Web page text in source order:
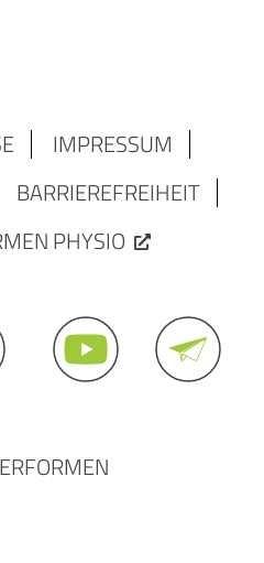
IMPRESSUM
BARRIEREFREIHEIT
PHYSIO